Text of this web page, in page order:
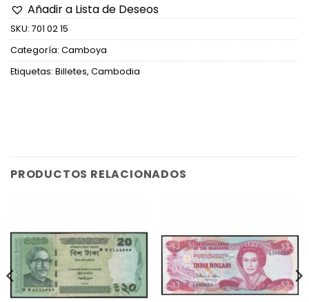
Añadir a Lista de Deseos
SKU: 701 02 15
Categoría: Camboya
Etiquetas: Billetes, Cambodia
PRODUCTOS RELACIONADOS